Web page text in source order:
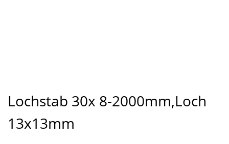
Anfang
der
Bildergalerie
springen
Lochstab 30x 8-2000mm,Loch
13x13mm